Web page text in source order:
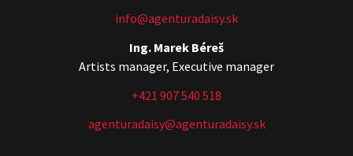
info@agenturadaisy.sk
Ing. Marek Béreš
Artists manager, Executive manager
+421 907 540 518
agenturadaisy@agenturadaisy.sk